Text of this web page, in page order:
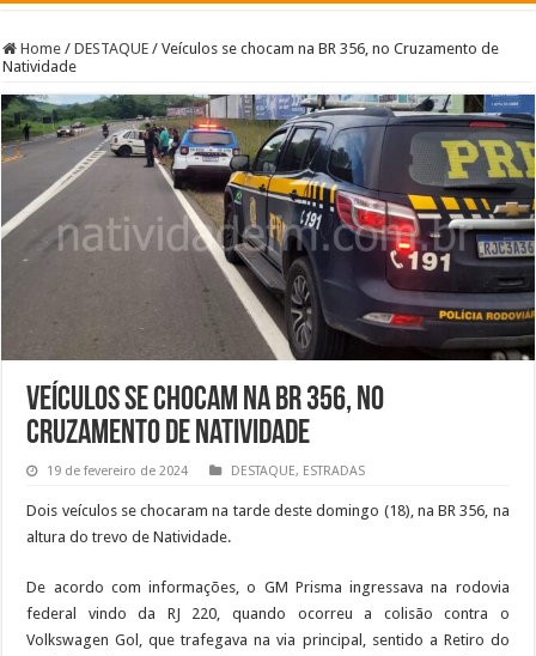
Home / DESTAQUE / Veículos se chocam na BR 356, no Cruzamento de
Natividade
Veículos se chocam na BR 356, no
Cruzamento de Natividade
19 de fevereiro de 2024 DESTAQUE, ESTRADAS
Dois veículos se chocaram na tarde deste domingo (18), na BR 356, na
altura do trevo de Natividade.
De acordo com informações, o GM Prisma ingressava na rodovia
federal vindo da RJ 220, quando ocorreu a colisão contra o
Volkswagen Gol, que trafegava na via principal, sentido a Retiro do